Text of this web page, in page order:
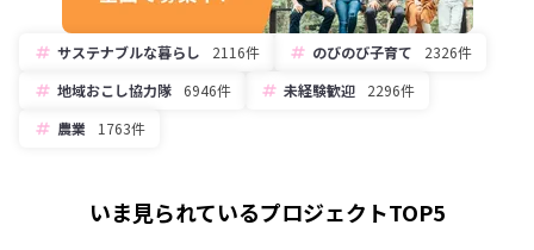
サステナブルな暮らし 2116件 のびのび子育て
2326件
地域おこし協力隊
6946件 未経験歓迎
2296件
農業
1763件
いま見られているプロジェクトTOP5